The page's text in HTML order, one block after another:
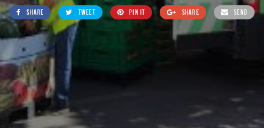
SHARE TWEET PIN IT SHARE SEND